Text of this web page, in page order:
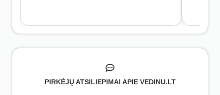
PIRKĖJŲ ATSILIEPIMAI APIE VEDINU.LT